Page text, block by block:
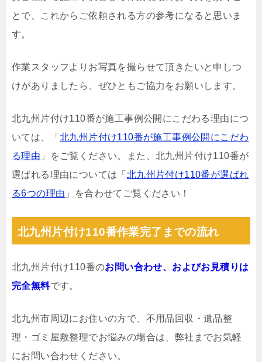
とで、これからご依頼される方の参考になると思いま
す。
作業スタッフよりお写真を撮らせて頂きたいと申しつ
けがありましたら、ぜひともご協力をお願いします。
北九州片付け110番が施工事例公開にこだわる理由につ
いては、「 北九州片付け110番が施工事例公開にこだわ
る理由 」をご覧ください。また、北九州片付け110番が
選ばれる理由については「 北九州片付け110番が選ばれ
る6つの理由 」を合わせてご覧ください！
北九州片付け110番作業完了までの流れ
北九州片付け110番のお問い合わせ、およびお見積りは
完全無料です。
北九州市周辺にお住いの方で、不用品回収・遺品整
理・ゴミ屋敷整理でお悩みの場合は、弊社までお気軽
にお問い合わせください。